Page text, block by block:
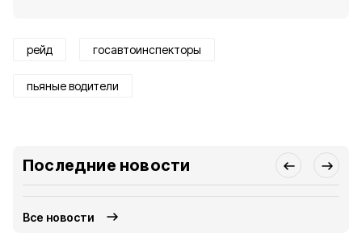
рейд госавтоинспекторы
пьяные водители
Последние новости
Все новости